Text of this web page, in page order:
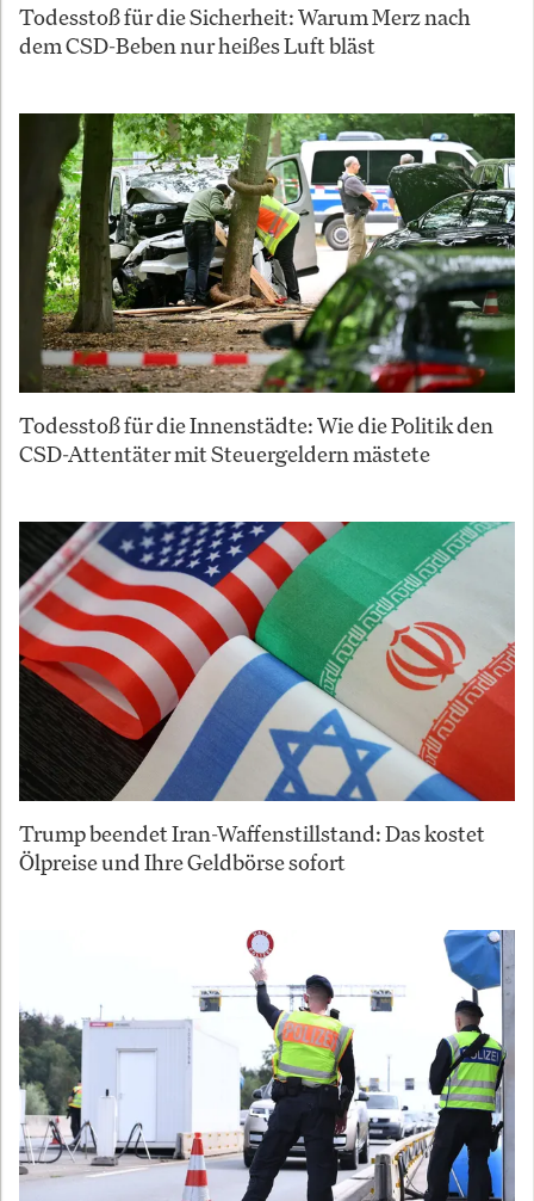
Todesstoß für die Sicherheit: Warum Merz nach
dem CSD-Beben nur heißes Luft bläst
Todesstoß für die Innenstädte: Wie die Politik den
CSD-Attentäter mit Steuergeldern mästete
Trump beendet Iran-Waffenstillstand: Das kostet
Ölpreise und Ihre Geldbörse sofort